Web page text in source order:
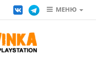
МЕНЮ